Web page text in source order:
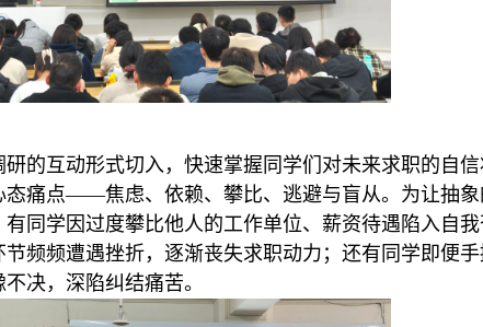
的互动形式切入，快速掌握同学们对未来求职的自
态痛点——焦虑、依赖、攀比、逃避与盲从。为让抽
同学因过度攀比他人的工作单位、薪资待遇陷入自我
频频遭遇挫折，逐渐丧失求职动力；还有同学即便
决，深陷纠结痛苦。